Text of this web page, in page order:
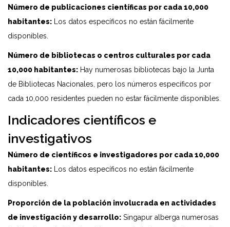
Número de publicaciones científicas por cada 10,000
habitantes: Los datos específicos no están fácilmente
disponibles.
Número de bibliotecas o centros culturales por cada
10,000 habitantes: Hay numerosas bibliotecas bajo la Junta
de Bibliotecas Nacionales, pero los números específicos por
cada 10,000 residentes pueden no estar fácilmente disponibles.
Indicadores científicos e
investigativos
Número de científicos e investigadores por cada 10,000
habitantes: Los datos específicos no están fácilmente
disponibles.
Proporción de la población involucrada en actividades
de investigación y desarrollo: Singapur alberga numerosas